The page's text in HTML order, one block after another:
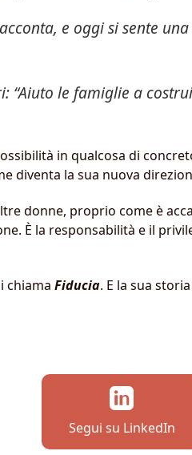
e oggi si sente
“Aiuto le famiglie a
in qualcosa di
diventa la sua nuova
donne, proprio come è
È la responsabilità e il
chiama Fiducia. E la sua
Segui su LinkedIn